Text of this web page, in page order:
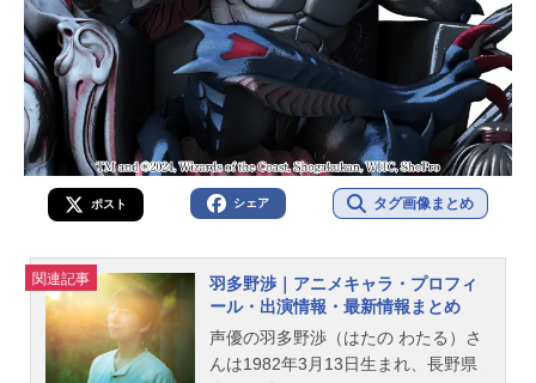
ポスト シェア タグ画像まとめ
関連記事
羽多野渉｜アニメキャラ・プロフィ
ール・出演情報・最新情報まとめ
声優の羽多野渉（はたの わたる）さ
んは1982年3月13日生まれ、長野県